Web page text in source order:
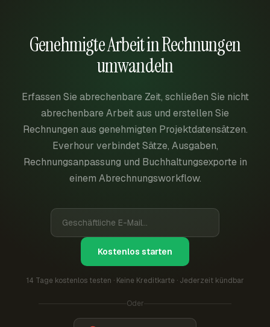
Genehmigte Arbeit in Rechnungen
umwandeln
Erfassen Sie abrechenbare Zeit, schließen Sie nicht
abrechenbare Arbeit aus und erstellen Sie
Rechnungen aus genehmigten Projektdatensätzen.
Everhour verbindet Sätze, Ausgaben,
Rechnungsanpassung und Buchhaltungsexporte in
einem Abrechnungsworkflow.
Kostenlos starten
14 Tage kostenlos testen · Keine Kreditkarte · Jederzeit kündbar
Oder